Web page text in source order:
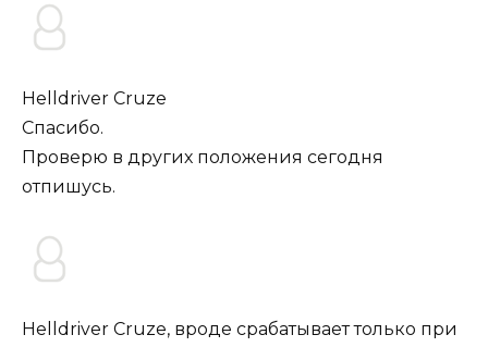
Helldriver Cruze
Спасибо.
Проверю в других положения сегодня
отпишусь.
Helldriver Cruze, вроде срабатывает только при